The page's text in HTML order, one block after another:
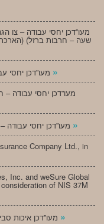
»
»
Company Ltd., in
Inc. and weSure Global
of NIS 37M
»